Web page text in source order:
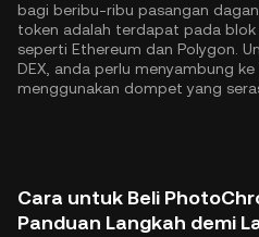
bagi beribu-ribu pasangan
token adalah terdapat pada blok
seperti Ethereum dan Polygon .
DEX, anda perlu menyambung ke
menggunakan dompet yang
Cara untuk Beli
Panduan Langkah demi